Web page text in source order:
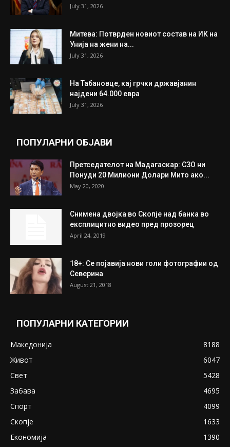
July 31, 2026
Митева: Потврден новиот состав на ИК на
Унија на жени на...
July 31, 2026
На Табановце, кај грчки државјанин
најдени 64.000 евра
July 31, 2026
ПОПУЛАРНИ ОБЈАВИ
Претседателот на Мадагаскар: СЗО ни
Понуди 20 Милиони Долари Мито ако...
May 20, 2020
Снимена двојка во Скопје над банка во
експлицитно видео пред прозорец
April 24, 2019
18+: Се појавија нови голи фотографии од
Северина
August 21, 2018
ПОПУЛАРНИ КАТЕГОРИИ
Македонија
8188
Живот
6047
Свет
5428
Забава
4695
Спорт
4099
Скопје
1633
Економија
1390